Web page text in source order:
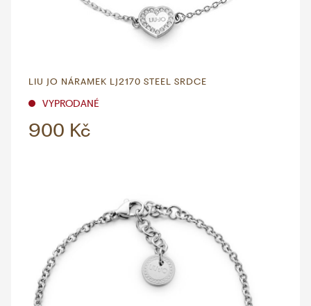
LIU JO NÁRAMEK LJ2170 STEEL SRDCE
VYPRODANÉ
900 Kč